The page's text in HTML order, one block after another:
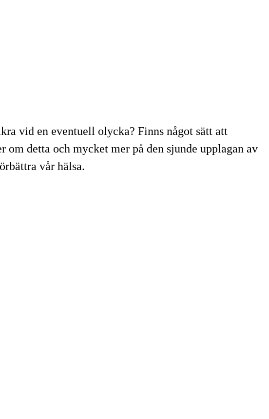
vid en eventuell olycka? Finns något sätt att
detta och mycket mer på den sjunde upplagan av
vår hälsa.